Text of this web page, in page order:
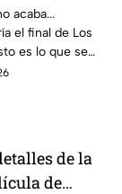
40? Actriz
da
acaba...
el final de Los
es lo que se
de la
de